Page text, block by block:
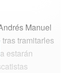
Manuel
tramitarles
estarán